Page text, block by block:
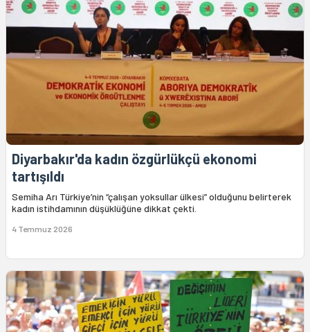
Diyarbakır'da kadın özgürlükçü ekonomi
tartışıldı
Semiha Arı Türkiye’nin “çalışan yoksullar ülkesi” olduğunu belirterek
kadın istihdamının düşüklüğüne dikkat çekti.
4 Temmuz 2026